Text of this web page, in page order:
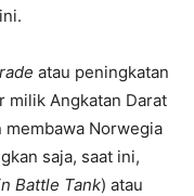
atau peningkatan
milik Angkatan Darat
Norwegia
saja, saat ini,
Battle Tank) atau